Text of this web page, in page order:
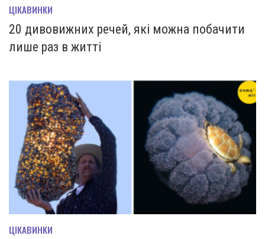
ЦІКАВИНКИ
20 дивовижних речей, які можна побачити
лише раз в житті
ЦІКАВИНКИ